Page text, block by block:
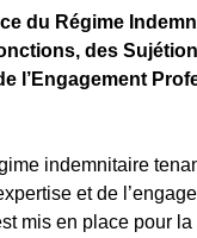
du Régime
des
l’Engagement
indemnitaire
et de
mis en place pour la